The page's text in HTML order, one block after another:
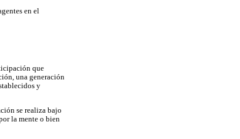
en el
que
una generación
y
se realiza bajo
la mente o bien